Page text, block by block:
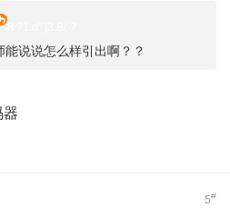
说说怎么样引出啊？？
器
5#